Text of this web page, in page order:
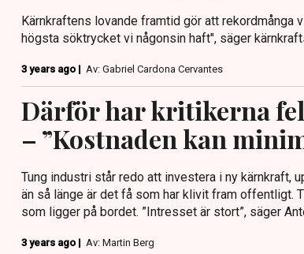
Kärnkraftens lovande framtid gör att rekordmånga
högsta söktrycket vi någonsin haft", säger
3 years ago | Av: Gabriel Cardona Cervantes
Därför har kritikerna
– ”Kostnaden kan
Tung industri står redo att investera i ny kärnkraft,
än så länge är det få som har klivit fram offentligt.
som ligger på bordet. ”Intresset är stort”, säger
3 years ago | Av: Martin Berg